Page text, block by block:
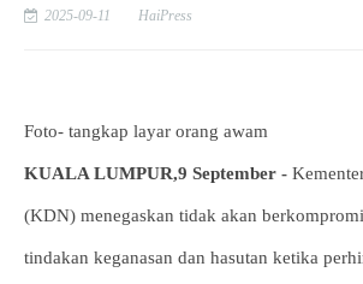
2025-09-11 HaiPress
Foto- tangkap layar orang awam
KUALA LUMPUR,9 September -
(KDN) menegaskan tidak akan
tindakan keganasan dan hasutan ketika